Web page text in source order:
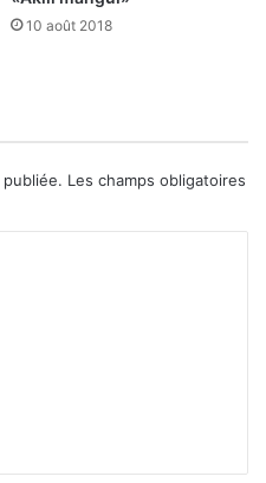
10 août 2018
Les champs obligatoires